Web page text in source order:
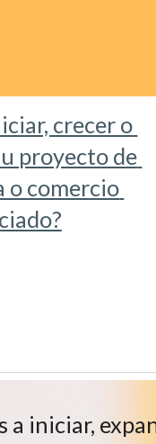
crecer o
proyecto de
o comercio
a iniciar,